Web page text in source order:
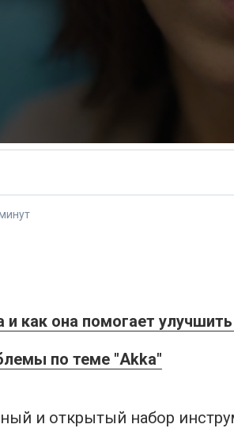
и как она помогает
по теме "Akka"
и открытый набор